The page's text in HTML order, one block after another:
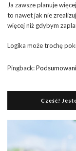
Ja zawsze planuje
to nawet jak nie
więcej niż gdybym
Logika może trochę
Pingback:
Cześć!